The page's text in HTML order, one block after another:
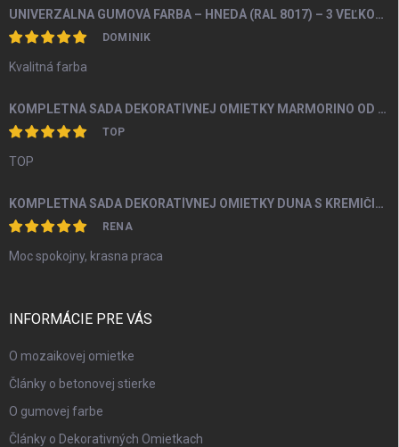
UNIVERZÁLNA GUMOVÁ FARBA – HNEDÁ (RAL 8017) – 3 VEĽKOSTI BALENIA
DOMINIK
Kvalitná farba
KOMPLETNÁ SADA DEKORATÍVNEJ OMIETKY MARMORINO OD 4M2
TOP
TOP
KOMPLETNÁ SADA DEKORATÍVNEJ OMIETKY DUNA S KREMIČITÝM PIESKOM A PERLEŤOU OD 5M2
RENA
Moc spokojny, krasna praca
INFORMÁCIE PRE VÁS
O mozaikovej omietke
Články o betonovej stierke
O gumovej farbe
Články o Dekorativných Omietkach